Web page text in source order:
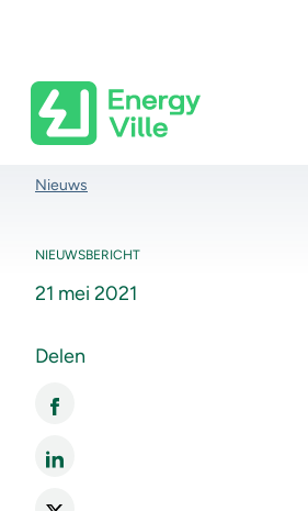
Kruimelpad
Nieuws
NIEUWSBERICHT
21 mei 2021
Delen